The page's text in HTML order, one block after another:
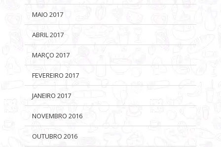
MAIO 2017
ABRIL 2017
MARÇO 2017
FEVEREIRO 2017
JANEIRO 2017
NOVEMBRO 2016
OUTUBRO 2016